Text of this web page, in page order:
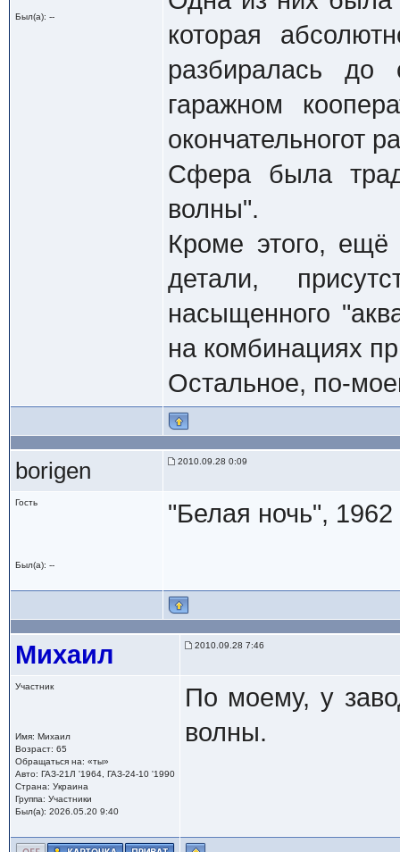
Был(а): --
которая
разбиралась
гаражном
окончательногот
Сфера была
волны".
Кроме этого,
детали,
насыщенного
на комбинациях
Остальное, по-
borigen 2010.09.28 0:09
Гость
Был(а): --
"Белая ночь",
Михаил 2010.09.28 7:46
Участник
Имя: Михаил
Возраст: 65
Обращаться на: «ты»
Авто: ГАЗ-21Л '1964, ГАЗ-24-10 '1990
Страна: Украина
Группа: Участники
Был(а): 2026.05.20 9:40
По моему, у
волны.